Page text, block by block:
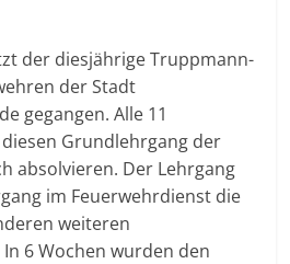
der diesjährige Truppmann-
der Stadt
gegangen. Alle 11
Grundlehrgang der
absolvieren. Der Lehrgang
im Feuerwehrdienst die
weiteren
6 Wochen wurden den